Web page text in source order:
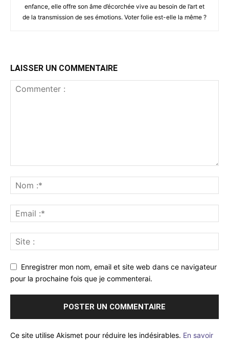
enfance, elle offre son âme d’écorchée vive au besoin de l’art et
de la transmission de ses émotions. Voter folie est-elle la même ?
LAISSER UN COMMENTAIRE
Enregistrer mon nom, email et site web dans ce navigateur
pour la prochaine fois que je commenterai.
Ce site utilise Akismet pour réduire les indésirables. En savoir